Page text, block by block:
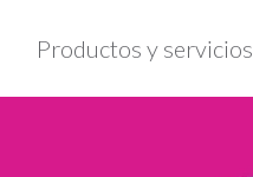
Productos y servicios